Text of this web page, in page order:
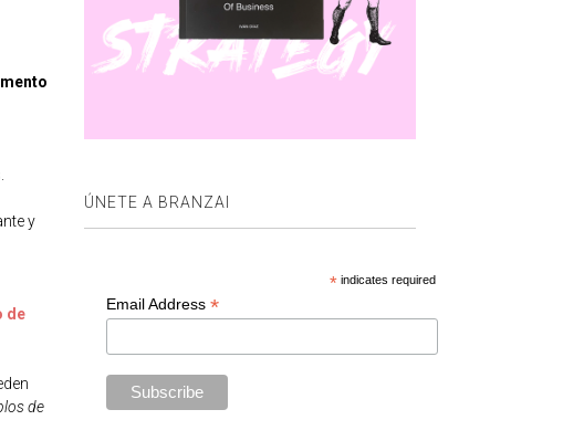
y
de
de
ÚNETE A BRANZAI
*indicates required
Email Address *